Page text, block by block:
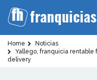
Home
Noticias
Yallego, franquicia rentable
delivery